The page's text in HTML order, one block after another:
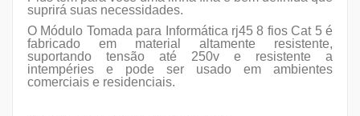
suprirá suas necessidades.
O Módulo Tomada para Informática rj45 8 fios Cat 5 é
fabricado em material altamente resistente,
suportando tensão até 250v e resistente a
intempéries e pode ser usado em ambientes
comerciais e residenciais.